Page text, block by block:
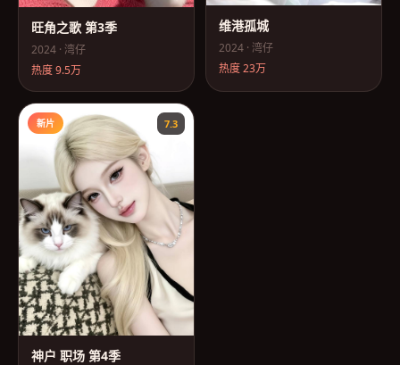
旺角之歌 第3季
2024 · 湾仔
热度9.5万
维港孤城
2024 · 湾仔
热度23万
新片 7.3
神户 职场 第4季